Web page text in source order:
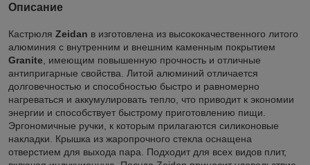
Описание
Кастрюля Zeidan в изготовлена из высококачественного литого
алюминия с внутренним и внешним каменным покрытием
Granite , имеющим повышенную прочность и отличные
антипригарные свойства. Литой алюминий отличается
долговечностью и способностью быстро и равномерно
нагреваться и аккумулировать тепло, что приводит к экономии
энергии и способствует быстрому приготовлению пищи.
Эргономичные ручки, к которым прилагаются силиконовые
накладки. Крышка из жаропрочного стекла оснащена
отверстием для выхода пара. Подходит для всех видов плит,